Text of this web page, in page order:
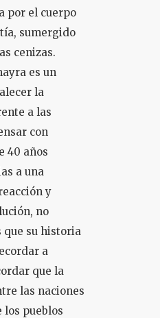
por el cuerpo
sumergido
cenizas.
es un
la
a las
con
40 años
a una
y
no
su historia
a
que la
las naciones
los pueblos